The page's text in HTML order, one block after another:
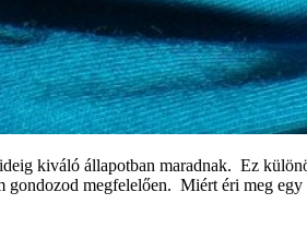
kiváló állapotban maradnak. Ez
megfelelően. Miért éri meg